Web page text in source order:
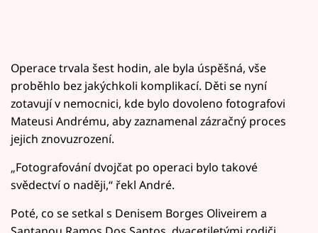
Operace trvala šest hodin, ale byla úspěšná, vše
proběhlo bez jakýchkoli komplikací. Děti se nyní
zotavují v nemocnici, kde bylo dovoleno fotografovi
Mateusi Andrému, aby zaznamenal zázračný proces
jejich znovuzrození.
„Fotografování dvojčat po operaci bylo takové
svědectví o naději,“ řekl André.
Poté, co se setkal s Denisem Borges Oliveirem a